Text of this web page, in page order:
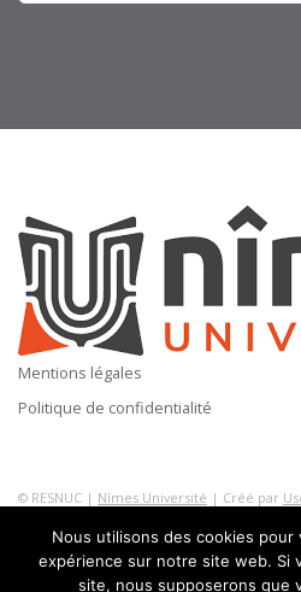
Mentions légales
Politique de confidentialité
© RESNUC | Nîmes Université | Créé par
Nous utilisons des cookies pour
expérience sur notre site web. Si
site, nous supposerons que